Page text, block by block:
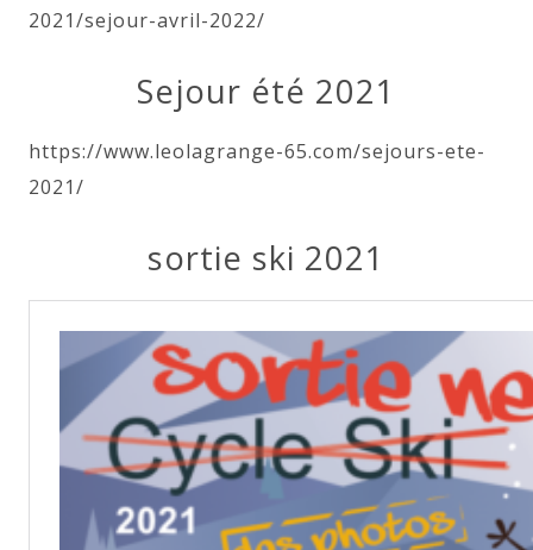
2021/sejour-avril-2022/
Sejour été 2021
https://www.leolagrange-65.com/sejours-ete-
2021/
sortie ski 2021